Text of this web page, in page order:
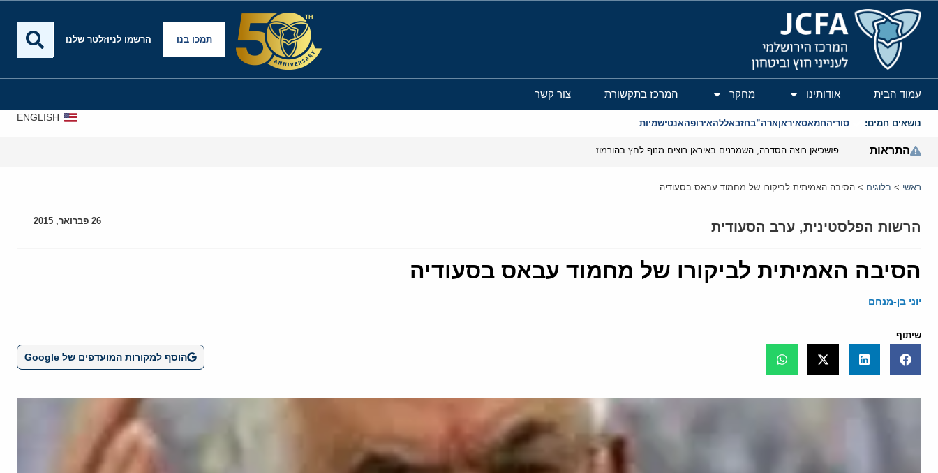
המרכז הירושלמי לענייני חוץ וביטחון
תמכו בנו הרשמו לניוזלטר שלנו
עמוד הבית אודותינו מחקר המרכז בתקשורת צור קשר
נושאים חמים: סוריהחמאסאיראןארה”בחזבאללהאירופהאנטישמיות
ENGLISH
התראות פזשכיאן רוצה הסדרה, השמרנים באיראן רוצים מנוף לחץ בהורמוז
ראשי > בלוגים > הסיבה האמיתית לביקורו של מחמוד עבאס בסעודיה
הרשות הפלסטינית, ערב הסעודית 26 פברואר, 2015
הסיבה האמיתית לביקורו של מחמוד עבאס בסעודיה
יוני בן-מנחם
שיתוף
הוסף למקורות המועדפים של Google